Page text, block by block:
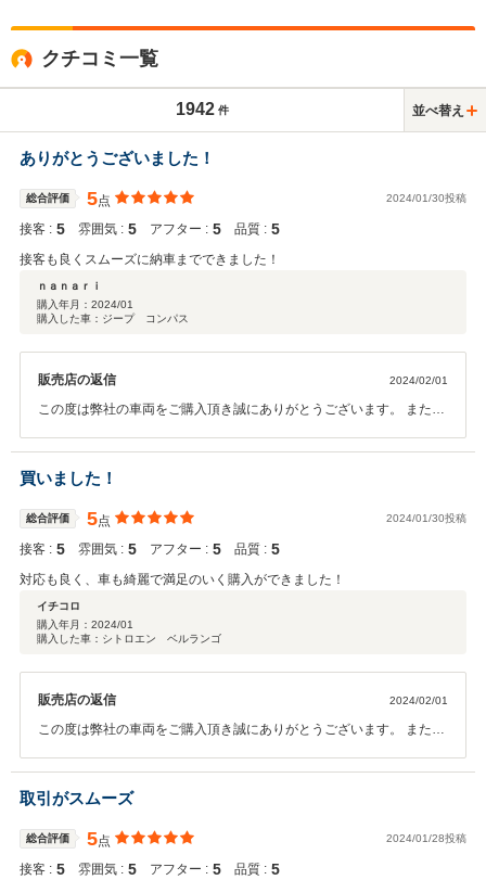
クチコミ一覧
1942 件 並べ替え
ありがとうございました！
総合評価 5点 2024/01/30投稿
接客 : 5 雰囲気 : 5 アフター : 5 品質 : 5
接客も良くスムーズに納車までできました！
ｎａｎａｒｉ
購入年月： 2024/01
購入した車：ジープ コンパス
販売店の返信 2024/02/01
この度は弊社の車両をご購入頂き誠にありがとうございます。 また、
合いの始まりですのでメンテナスなど 頼って頂ければと思います。 今
後も宜しくお願い致します。
買いました！
総合評価 5点 2024/01/30投稿
接客 : 5 雰囲気 : 5 アフター : 5 品質 : 5
対応も良く、車も綺麗で満足のいく購入ができました！
イチコロ
購入年月： 2024/01
購入した車：シトロエン ベルランゴ
販売店の返信 2024/02/01
この度は弊社の車両をご購入頂き誠にありがとうございます。 また、
出来れば幸いでございますので 何かお困りのことが起きた際はお気軽
にお申しつけくださいませ。
取引がスムーズ
総合評価 5点 2024/01/28投稿
接客 : 5 雰囲気 : 5 アフター : 5 品質 : 5